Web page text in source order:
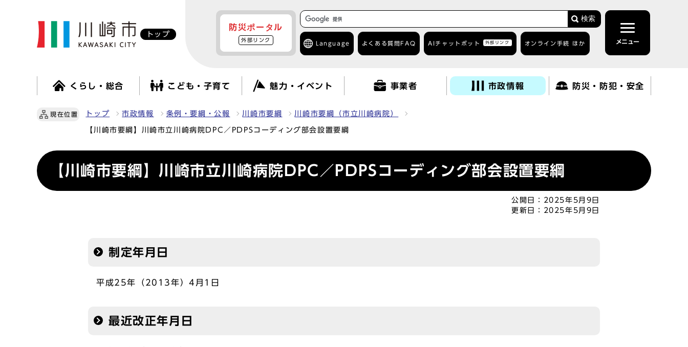
トップ
防災ポータル
外部リンク
検索
Language よくある質問 FAQ AIチャットボット 外部リンク オンライン手続 ほか メニュー
くらし・総合 こども・子育て 魅力・イベント 事業者 市政情報 防災・防犯・安全
現在位置 トップ 市政情報 条例・要綱・公報 川崎市要綱 川崎市要綱（市立川崎病院）
【川崎市要綱】川崎市立川崎病院DPC／PDPSコーディング部会設置要綱
【川崎市要綱】川崎市立川崎病院DPC／PDPSコーディング部会設置要綱
公開日：
2025年5月9日
更新日：
2025年5月9日
制定年月日
平成25年（2013年）4月1日
最近改正年月日